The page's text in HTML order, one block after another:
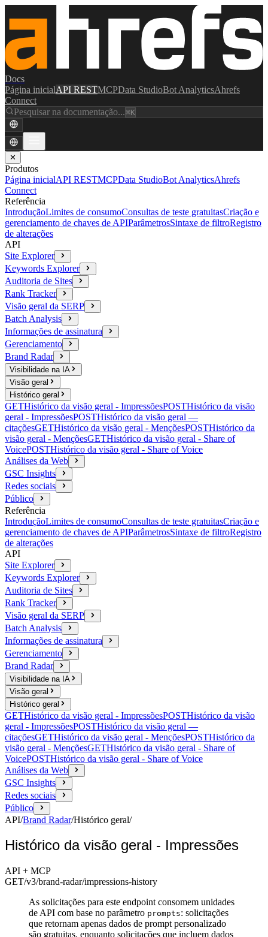
Docs
Página inicialAPI RESTMCPData StudioBot AnalyticsAhrefs
Connect
Pesquisar na documentação...⌘K
✕
Produtos
Página inicialAPI RESTMCPData StudioBot AnalyticsAhrefs
Connect
Referência
IntroduçãoLimites de consumoConsultas de teste gratuitasCriação e
gerenciamento de chaves de APIParâmetrosSintaxe de filtroRegistro
de alterações
API
Site Explorer
Keywords Explorer
Auditoria de Sites
Rank Tracker
Visão geral da SERP
Batch Analysis
Informações de assinatura
Gerenciamento
Brand Radar
Visibilidade na IA
Visão geral
Histórico geral
GETHistórico da visão geral - ImpressõesPOSTHistórico da visão
geral - ImpressõesPOSTHistórico da visão geral —
citaçõesGETHistórico da visão geral - MençõesPOSTHistórico da
visão geral - MençõesGETHistórico da visão geral - Share of
VoicePOSTHistórico da visão geral - Share of Voice
Análises da Web
GSC Insights
Redes sociais
Público
Referência
IntroduçãoLimites de consumoConsultas de teste gratuitasCriação e
gerenciamento de chaves de APIParâmetrosSintaxe de filtroRegistro
de alterações
API
Site Explorer
Keywords Explorer
Auditoria de Sites
Rank Tracker
Visão geral da SERP
Batch Analysis
Informações de assinatura
Gerenciamento
Brand Radar
Visibilidade na IA
Visão geral
Histórico geral
GETHistórico da visão geral - ImpressõesPOSTHistórico da visão
geral - ImpressõesPOSTHistórico da visão geral —
citaçõesGETHistórico da visão geral - MençõesPOSTHistórico da
visão geral - MençõesGETHistórico da visão geral - Share of
VoicePOSTHistórico da visão geral - Share of Voice
Análises da Web
GSC Insights
Redes sociais
Público
API/Brand Radar/Histórico geral/
Histórico da visão geral - Impressões
API + MCP
GET/v3/brand-radar/impressions-history
As solicitações para este endpoint consomem unidades
de API com base no parâmetro prompts: solicitações
que retornam apenas dados de prompt personalizado
são gratuitas, enquanto solicitações que incluem dados